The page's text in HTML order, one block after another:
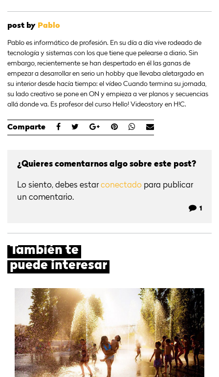
post by Pablo
Pablo es informático de profesión. En su día a día vive rodeado de
tecnología y sistemas con los que tiene que pelearse a diario. Sin
embargo, recientemente se han despertado en él las ganas de
empezar a desarrollar en serio un hobby que llevaba aletargado en
su interior desde hacía tiempo: el vídeo Cuando termina su jornada,
su lado creativo se pone en ON y empieza a ver planos y secuencias
allá donde va. Es profesor del curso Hello! Videostory en H!C.
Comparte
¿Quieres comentarnos algo sobre este post?
Lo siento, debes estarconectado para publicar
un comentario.
1
También te
puede interesar